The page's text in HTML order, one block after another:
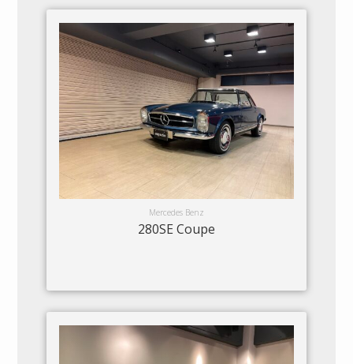
Mercedes Benz
280SE Coupe